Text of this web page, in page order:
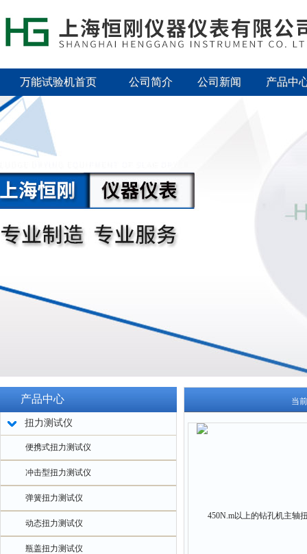
万能试验机首页 公司简介 公司新闻 产品中
产品中心
扭力测试仪
便携式扭力测试仪
冲击型扭力测试仪
弹簧扭力测试仪
动态扭力测试仪
瓶盖扭力测试仪
当